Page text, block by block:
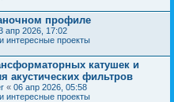
профиле
апр 2026, 17:02
интересные проекты
катушек и
акустических фильтров
« 06 апр 2026, 05:58
интересные проекты